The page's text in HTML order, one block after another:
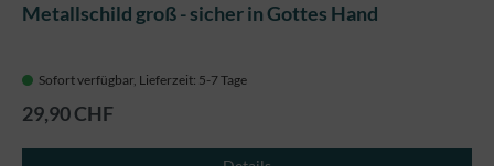
Metallschild groß - sicher in Gottes Hand
Sofort verfügbar, Lieferzeit: 5-7 Tage
29,90 CHF